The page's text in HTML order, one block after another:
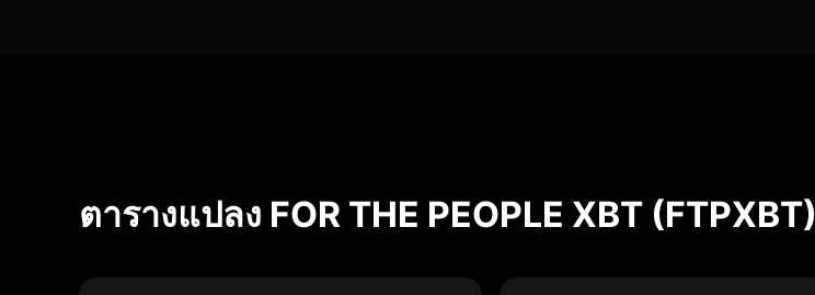
ตารางแปลง FOR THE PEOPLE XBT (FTPXBT)